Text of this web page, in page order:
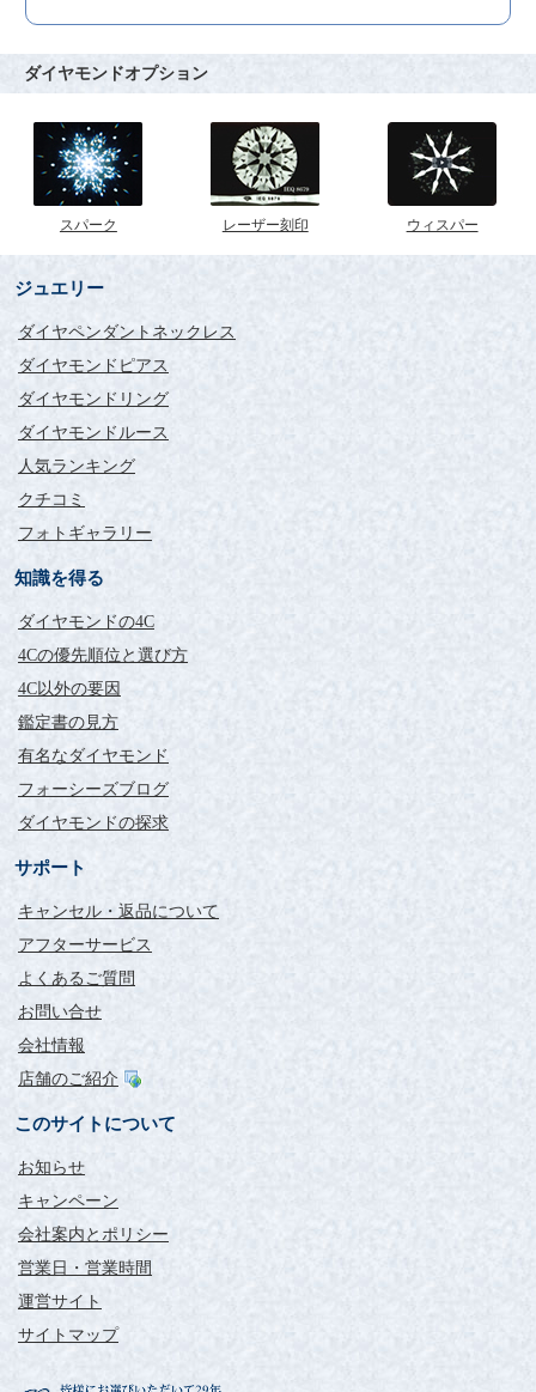
ダイヤモンドオプション
スパーク レーザー刻印 ウィスパー
ジュエリー
ダイヤペンダントネックレス
ダイヤモンドピアス
ダイヤモンドリング
ダイヤモンドルース
人気ランキング
クチコミ
フォトギャラリー
知識を得る
ダイヤモンドの4C
4Cの優先順位と選び方
4C以外の要因
鑑定書の見方
有名なダイヤモンド
フォーシーズブログ
ダイヤモンドの探求
サポート
キャンセル・返品について
アフターサービス
よくあるご質問
お問い合せ
会社情報
店舗のご紹介
このサイトについて
お知らせ
キャンペーン
会社案内とポリシー
営業日・営業時間
運営サイト
サイトマップ